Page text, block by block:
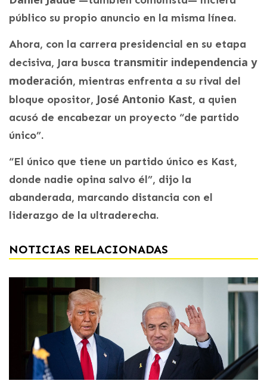
público su propio anuncio en la misma línea.
Ahora, con la carrera presidencial en su etapa
decisiva, Jara busca transmitir independencia y
moderación, mientras enfrenta a su rival del
bloque opositor, José Antonio Kast, a quien
acusó de encabezar un proyecto “de partido
único”.
“El único que tiene un partido único es Kast,
donde nadie opina salvo él”, dijo la
abanderada, marcando distancia con el
liderazgo de la ultraderecha.
NOTICIAS RELACIONADAS